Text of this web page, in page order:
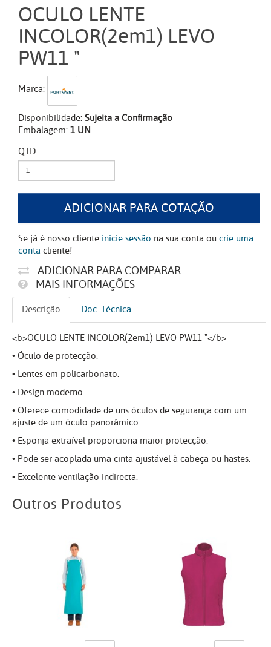
OCULO LENTE
INCOLOR(2em1) LEVO
PW11 "
Marca:
Disponibilidade:Sujeita a Confirmação
Embalagem:1 UN
QTD
ADICIONAR PARA COTAÇÃO
Se já é nosso cliente inicie sessão na sua conta oucrie uma
conta cliente!
ADICIONAR PARA COMPARAR
MAIS INFORMAÇÕES
Descrição Doc. Técnica
<b>OCULO LENTE INCOLOR(2em1) LEVO PW11 "</b>
• Óculo de protecção.
• Lentes em policarbonato.
• Design moderno.
• Oferece comodidade de uns óculos de segurança com um
ajuste de um óculo panorâmico.
• Esponja extraível proporciona maior protecção.
• Pode ser acoplada uma cinta ajustável à cabeça ou hastes.
• Excelente ventilação indirecta.
Outros Produtos